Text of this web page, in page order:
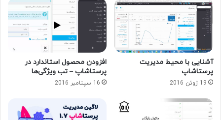
آشنایی با محیط مدیریت
پرستاشاپ
19 ژوئن 2016
افزودن محصول استاندارد در
پرستاشاپ – تب ویژگی‌ها
16 سپتامبر 2016